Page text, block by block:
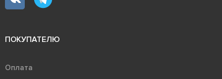
ПОКУПАТЕЛЮ
Оплата